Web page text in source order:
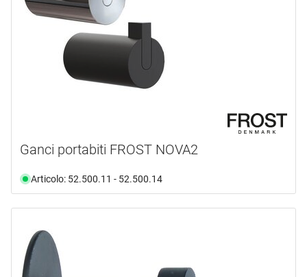
Ganci portabiti FROST NOVA2
Articolo: 52.500.11 - 52.500.14